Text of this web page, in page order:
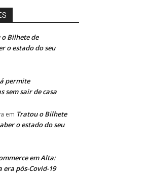
Bilhete de
o estado do seu
permite
sem sair de casa
em Tratou o Bilhete
o estado do seu
em Alta:
era pós-Covid-19